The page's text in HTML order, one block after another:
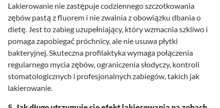
Lakierowanie nie zastępuje codziennego szczotkowania
zębów pastą z fluorem i nie zwalnia z obowiązku dbania o
dietę. Jest to zabieg uzupełniający, który wzmacnia szkliwo i
pomaga zapobiegać próchnicy, ale nie usuwa płytki
bakteryjnej. Skuteczna profilaktyka wymaga połączenia
regularnego mycia zębów, ograniczenia słodyczy, kontroli
stomatologicznych i profesjonalnych zabiegów, takich jak
lakierowanie.